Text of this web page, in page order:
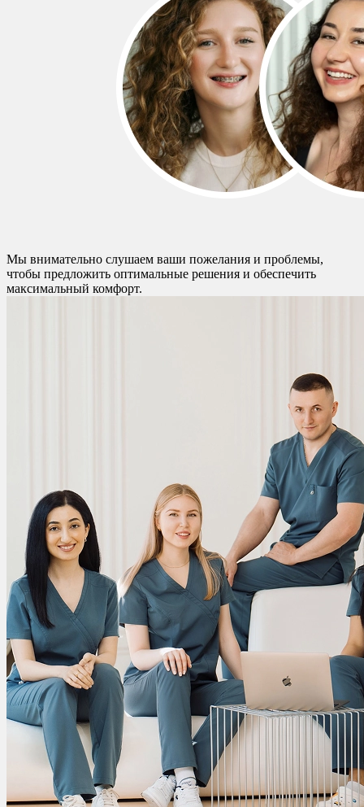
Мы внимательно слушаем ваши пожелания и проблемы,
чтобы предложить оптимальные решения и обеспечить
максимальный комфорт.